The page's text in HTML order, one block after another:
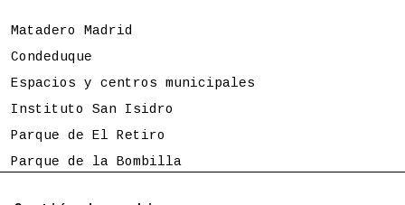
Matadero Madrid
Condeduque
Espacios y centros municipales
Instituto San Isidro
Parque de El Retiro
Parque de la Bombilla